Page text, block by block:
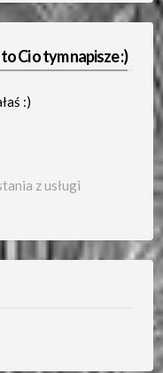
Ci o tym napisze :)
:)
z usługi